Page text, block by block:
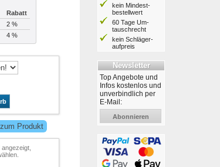
Rabatt
2 %
4 %
Produkt
angezeigt,
kein Mindest­
bestell­wert
60 Tage Um­
tausch­recht
kein Schläger­
aufpreis
Newsletter
Top Angebote und
Infos kostenlos und
unverbindlich per
E-Mail:
Abonnieren